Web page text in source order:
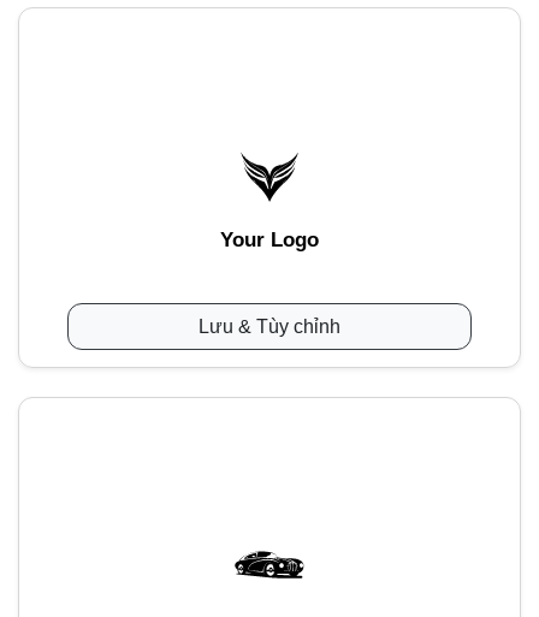
Your Logo
Lưu & Tùy chỉnh